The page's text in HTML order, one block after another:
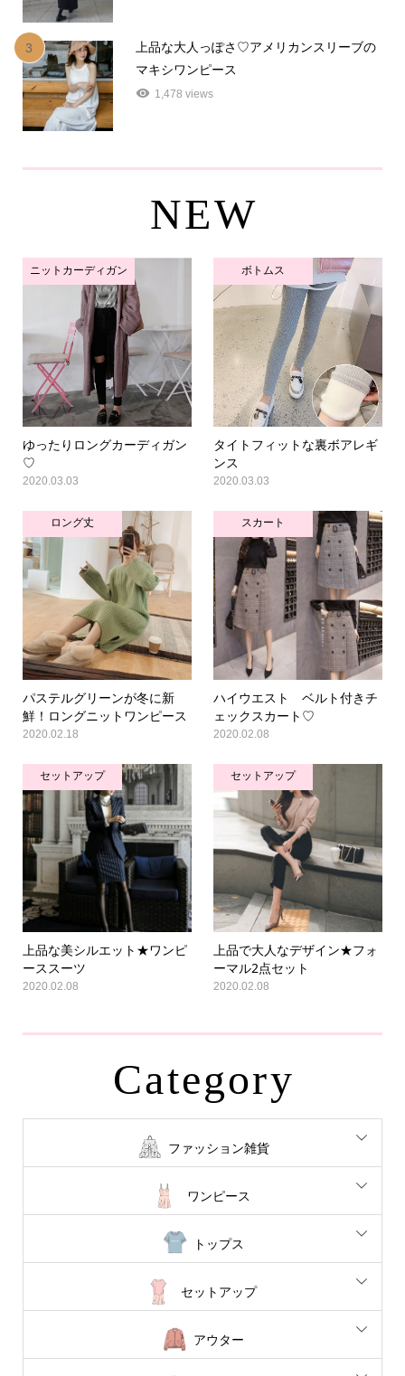
3
上品な大人っぽさ♡アメリカンスリーブの
マキシワンピース
1,478 views
NEW
ニットカーディガン
ゆったりロングカーディガン
♡
2020.03.03
ボトムス
タイトフィットな裏ボアレギ
ンス
2020.03.03
ロング丈
パステルグリーンが冬に新
鮮！ロングニットワンピース
2020.02.18
スカート
ハイウエスト ベルト付きチ
ェックスカート♡
2020.02.08
セットアップ
上品な美シルエット★ワンピ
ーススーツ
2020.02.08
セットアップ
上品で大人なデザイン★フォ
ーマル2点セット
2020.02.08
Category
ファッション雑貨
ワンピース
トップス
セットアップ
アウター